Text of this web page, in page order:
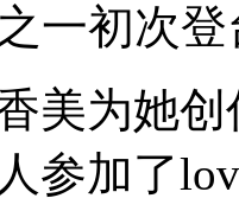
一初次
为她创
参加了